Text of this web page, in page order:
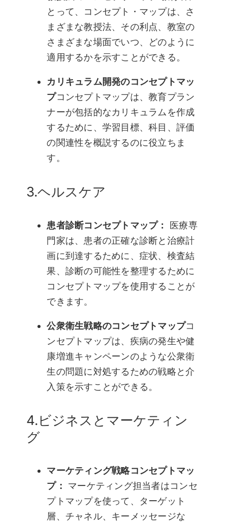
とって、コンセプト・マップは、さ
まざまな教授法、その利点、教室の
さまざまな場面でいつ、どのように
適用するかを示すことができる。
カリキュラム開発のコンセプトマッ
プコンセプトマップは、教育プラン
ナーが包括的なカリキュラムを作成
するために、学習目標、科目、評価
の関連性を概説するのに役立ちま
す。
3.ヘルスケア
患者診断コンセプトマップ： 医療専
門家は、患者の正確な診断と治療計
画に到達するために、症状、検査結
果、診断の可能性を整理するために
コンセプトマップを使用することが
できます。
公衆衛生戦略のコンセプトマップコ
ンセプトマップは、疾病の発生や健
康増進キャンペーンのような公衆衛
生の問題に対処するための戦略と介
入策を示すことができる。
4.ビジネスとマーケティン
グ
マーケティング戦略コンセプトマッ
プ： マーケティング担当者はコンセ
プトマップを使って、ターゲット
層、チャネル、キーメッセージな